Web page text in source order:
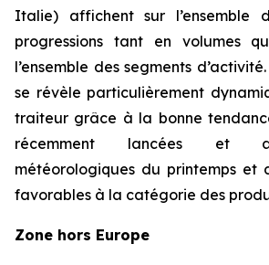
Italie) affichent sur l’ensemble
progressions tant en volumes
l’ensemble des segments
se révèle particulièrement
traiteur grâce à la bonne
récemment lancées et
météorologiques du printemps et
favorables à la catégorie des
Zone hors Europe